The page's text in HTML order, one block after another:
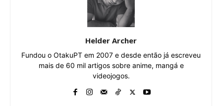
Helder Archer
Fundou o OtakuPT em 2007 e desde então já escreveu
mais de 60 mil artigos sobre anime, mangá e
videojogos.